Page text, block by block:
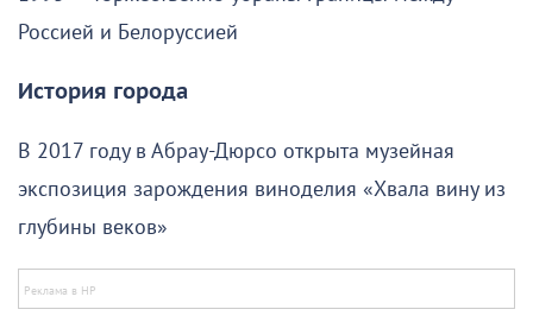
Россией и Белоруссией
История города
В 2017 году в Абрау-Дюрсо открыта музейная
экспозиция зарождения виноделия «Хвала вину из
глубины веков»